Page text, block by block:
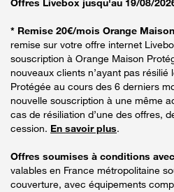
* Remise 20€/mois Orange
remise sur votre offre internet
souscription à Orange Maison
nouveaux clients n’ayant pas
Protégée au cours des 6 derniers
nouvelle souscription à une même
cas de résiliation d’une des offres,
cession. En savoir plus.
Offres soumises à conditions
valables en France métropolitaine
couverture, avec équipements